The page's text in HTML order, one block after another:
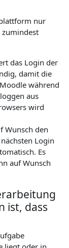
nur
zumindest
das Login der
damit die
während
aus
wird
Wunsch den
Login
Es
auf Wunsch
ist, dass